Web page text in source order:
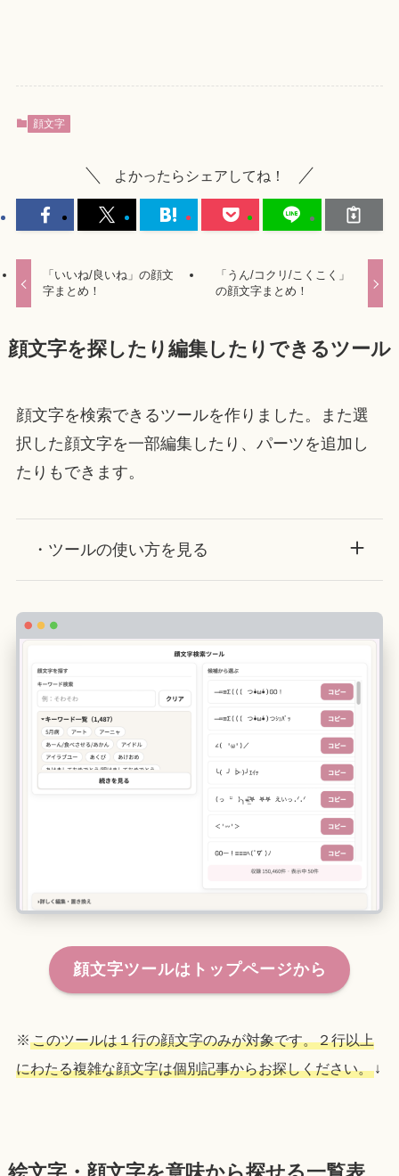
顔文字
よかったらシェアしてね！
「いいね/良いね」の顔文
字まとめ！
「うん/コクリ/こくこく」
の顔文字まとめ！
顔文字を探したり編集したりできるツール
顔文字を検索できるツールを作りました。また選
択した顔文字を一部編集したり、パーツを追加し
たりもできます。
・ツールの使い方を見る
顔文字ツールはトップページから
※ このツールは１行の顔文字のみが対象です。２行以上
にわたる複雑な顔文字は個別記事からお探しください。↓